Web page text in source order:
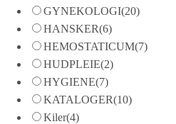
GYNEKOLOGI(20)
HANSKER(6)
HEMOSTATICUM(7)
HUDPLEIE(2)
HYGIENE(7)
KATALOGER(10)
Kiler(4)